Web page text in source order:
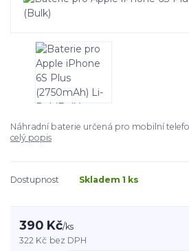
Náhradní baterie určená pro mobilní
celý popis
Dostupnost Skladem 1 ks
390 Kč/ks
322 Kč bez DPH